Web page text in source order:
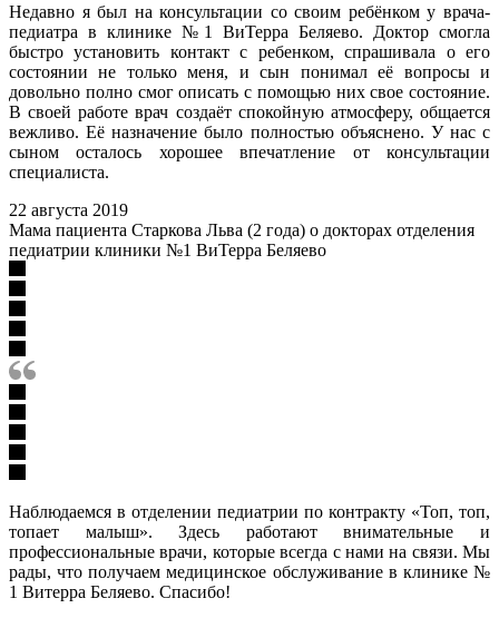
Недавно я был на консультации со своим ребёнком у врача-
педиатра в клинике №1 ВиТерра Беляево. Доктор смогла
быстро установить контакт с ребенком, спрашивала о его
состоянии не только меня, и сын понимал её вопросы и
довольно полно смог описать с помощью них свое состояние.
В своей работе врач создаёт спокойную атмосферу, общается
вежливо. Её назначение было полностью объяснено. У нас с
сыном осталось хорошее впечатление от консультации
специалиста.
22 августа 2019
Мама пациента Старкова Льва (2 года) о докторах отделения
педиатрии клиники №1 ВиТерра Беляево
Наблюдаемся в отделении педиатрии по контракту «Топ, топ,
топает малыш». Здесь работают внимательные и
профессиональные врачи, которые всегда с нами на связи. Мы
рады, что получаем медицинское обслуживание в клинике №
1 Витерра Беляево. Спасибо!